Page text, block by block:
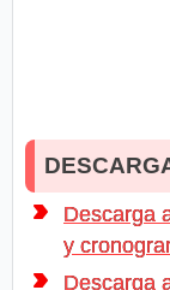
Descarga
y
Descarga